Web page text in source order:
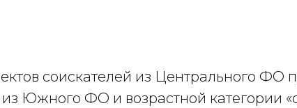
соискателей из Центрального ФО
Южного ФО и возрастной категории